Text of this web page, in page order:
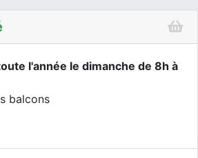
l'année le dimanche de 8h à
balcons